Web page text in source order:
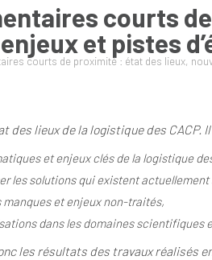
courts
et pistes
courts de proximité : état des lieux,
des lieuxde la logistique des CACP.
et enjeux clés de la logistique
les solutions qui existent actuellement
manques et enjeux non-traités,
dans les domaines scientifiques
les résultats des travaux réalisés